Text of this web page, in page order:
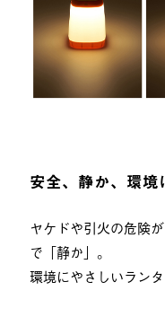
安全、静か、環
ヤケドや引火の危険
で「静か」。
環境にやさしいランタ